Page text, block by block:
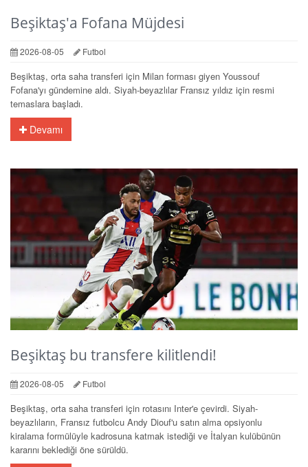
Beşiktaş'a Fofana Müjdesi
2026-08-05 Futbol
Beşiktaş, orta saha transferi için Milan forması giyen Youssouf
Fofana'yı gündemine aldı. Siyah-beyazlılar Fransız yıldız için resmi
temaslara başladı.
Devamı
Beşiktaş bu transfere kilitlendi!
2026-08-05 Futbol
Beşiktaş, orta saha transferi için rotasını Inter'e çevirdi. Siyah-
beyazlıların, Fransız futbolcu Andy Diouf'u satın alma opsiyonlu
kiralama formülüyle kadrosuna katmak istediği ve İtalyan kulübünün
kararını beklediği öne sürüldü.